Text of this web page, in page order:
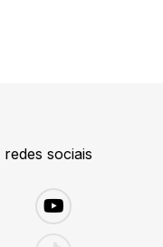
sociais